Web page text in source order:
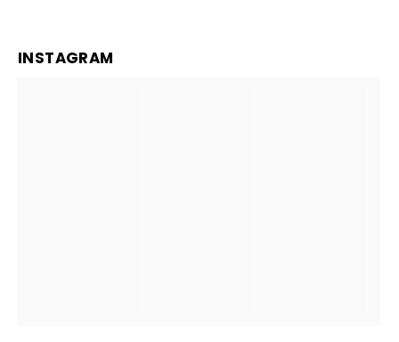
INSTAGRAM